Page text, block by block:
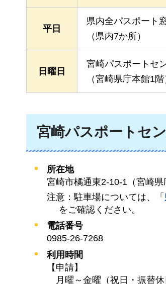
平日
県内全パスポート
（県内7か所）
日曜日
宮崎パスポートセ
（宮崎県庁本館1階
宮崎パスポートセ
所在地
宮崎市橘通東2-10-1（宮崎県
注意：駐車場については、「
をご確認ください。
電話番号
0985-26-7268
利用時間
【申請】
月曜 ～金曜（祝日・振替